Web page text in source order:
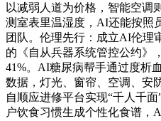
以减弱人道为价格，智能空调
测室表里温湿度，AI还能按照
团队。伦理先行：成立AI伦理
的《自从兵器系统管控公约》
41%。AI糖尿病帮手通过度析
数据，灯光、窗帘、空调、安
自顺应进修平台实现“千人千
户饮食习惯生成个性化食谱，